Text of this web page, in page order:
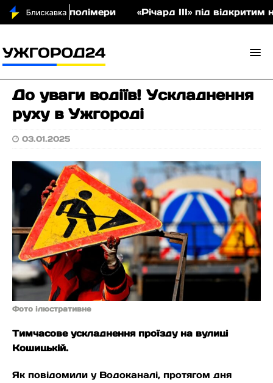
співполімери «Річард ІІІ» під відкритим
До уваги водіїв! Ускладнення
руху в Ужгороді
03.01.2025
Фото ілюстративне
Тимчасове ускладнення проїзду на вулиці
Кошицькій.
Як повідомили у Водоканалі, протягом дня